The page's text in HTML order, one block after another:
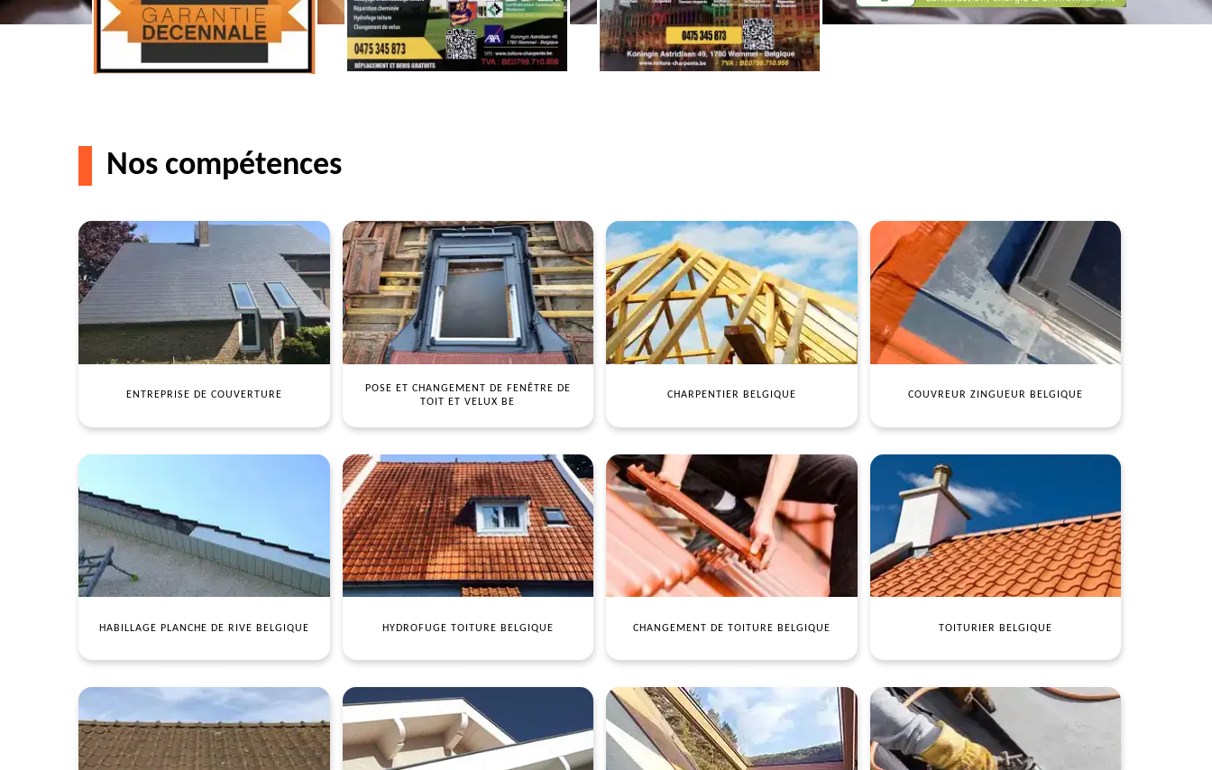
Nos compétences
ENTREPRISE DE COUVERTURE
POSE ET CHANGEMENT DE FENÊTRE DE
TOIT ET VELUX BE
CHARPENTIER BELGIQUE COUVREUR ZINGUEUR BELGIQUE
HABILLAGE PLANCHE DE RIVE BELGIQUE HYDROFUGE TOITURE BELGIQUE CHANGEMENT DE TOITURE BELGIQUE TOITURIER BELGIQUE